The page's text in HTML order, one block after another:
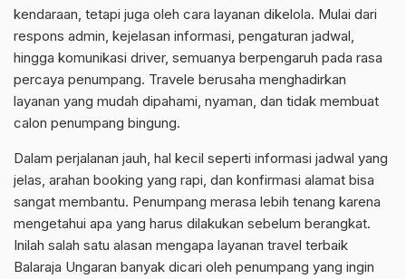
kendaraan, tetapi juga oleh cara layanan dikelola. Mulai dari
respons admin, kejelasan informasi, pengaturan jadwal,
hingga komunikasi driver, semuanya berpengaruh pada rasa
percaya penumpang. Travele berusaha menghadirkan
layanan yang mudah dipahami, nyaman, dan tidak membuat
calon penumpang bingung.
Dalam perjalanan jauh, hal kecil seperti informasi jadwal yang
jelas, arahan booking yang rapi, dan konfirmasi alamat bisa
sangat membantu. Penumpang merasa lebih tenang karena
mengetahui apa yang harus dilakukan sebelum berangkat.
Inilah salah satu alasan mengapa layanan travel terbaik
Balaraja Ungaran banyak dicari oleh penumpang yang ingin